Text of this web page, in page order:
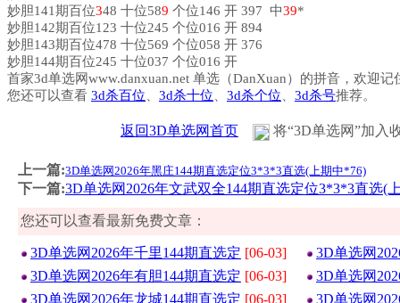
妙胆141期百位348 十位589 个位146 开 397 中39*
妙胆142期百位123 十位245 个位016 开 894
妙胆143期百位478 十位569 个位058 开 376
妙胆144期百位245 十位037 个位016 开
首家3d单选网www.danxuan.net 单选（DanXuan）的拼音，欢迎记
您还可以查看 3d杀百位 3d杀十位 3d杀个位 3d杀号推荐。
返回3D单选网首页 将“3D单选网”加入
上一篇:3D单选网2026年黑庄144期直选定位3*3*3直选(上期中*76)
下一篇:3D单选网2026年文武双全144期直选定位3*3*3直选(
您还可以查看最新免费文章：
3D单选网2026年千里144期直选定 [06-03]
3D单选网
3D单选网2026年有胆144期直选定 [06-03]
3D单选网
3D单选网2026年龙城144期直选定 [06-03]
3D单选网